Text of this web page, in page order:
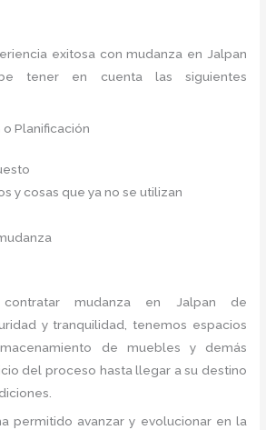
exitosa con mudanza en Jalpan
tener en cuenta las siguientes
Planificación
y cosas que ya no se utilizan
contratar mudanza en Jalpan de
y tranquilidad, tenemos espacios
de muebles y demás
del proceso hasta llegar a su destino
permitido avanzar y evolucionar en la